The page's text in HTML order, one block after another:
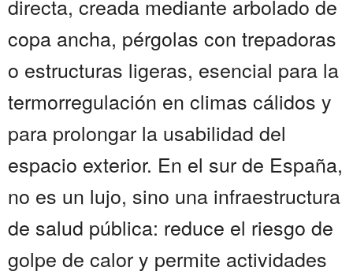
directa, creada mediante arbolado de
copa ancha, pérgolas con trepadoras
o estructuras ligeras, esencial para la
termorregulación en climas cálidos y
para prolongar la usabilidad del
espacio exterior. En el sur de España,
no es un lujo, sino una infraestructura
de salud pública: reduce el riesgo de
golpe de calor y permite actividades